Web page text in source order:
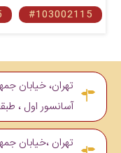
#103002115
تهران، خیابان
آسانسور اول ، طبقه ۴
تهران ،خیابان